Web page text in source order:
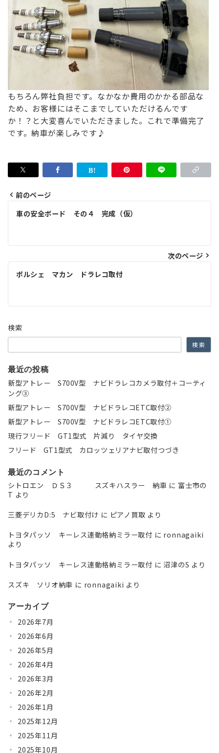
もちろん弊社負担です。 なかなか費用のかかる部品な
ため、お客様にはそこまでしていただけるんです
か！？と大変喜んでいただきました。 これで準備完了
です。納車が楽しみです♪
投
ビ
ゲ
シ
ョ
ン
前のページ
車の安全ボード その４ 完成（仮）
次のページ
ポルシェ マカン ドラレコ取付
検索
検索
最近の投稿
新型アトレー S700V型 ナビドラレコカメラ取付＋コーティ
ング③
新型アトレー S700V型 ナビドラレコETC取付②
新型アトレー S700V型 ナビドラレコETC取付①
現行フリード GT1型式 片減り タイヤ交換
フリード GT1型式 カロッツェリアナビ取付つづき
最近のコメント
シトロエン ＤＳ３ スズキハスラー 納車 に 富士市の
T より
三菱デリカD:5 ナビ取付け に ピアノ買取 より
トヨタパッソ キーレス連動格納ミラー取付 に ronnagaiki
より
トヨタパッソ キーレス連動格納ミラー取付 に沼津のS より
スズキ ソリオ納車 に ronnagaiki より
アーカイブ
2026年7月
2026年6月
2026年5月
2026年4月
2026年3月
2026年2月
2026年1月
2025年12月
2025年11月
2025年10月